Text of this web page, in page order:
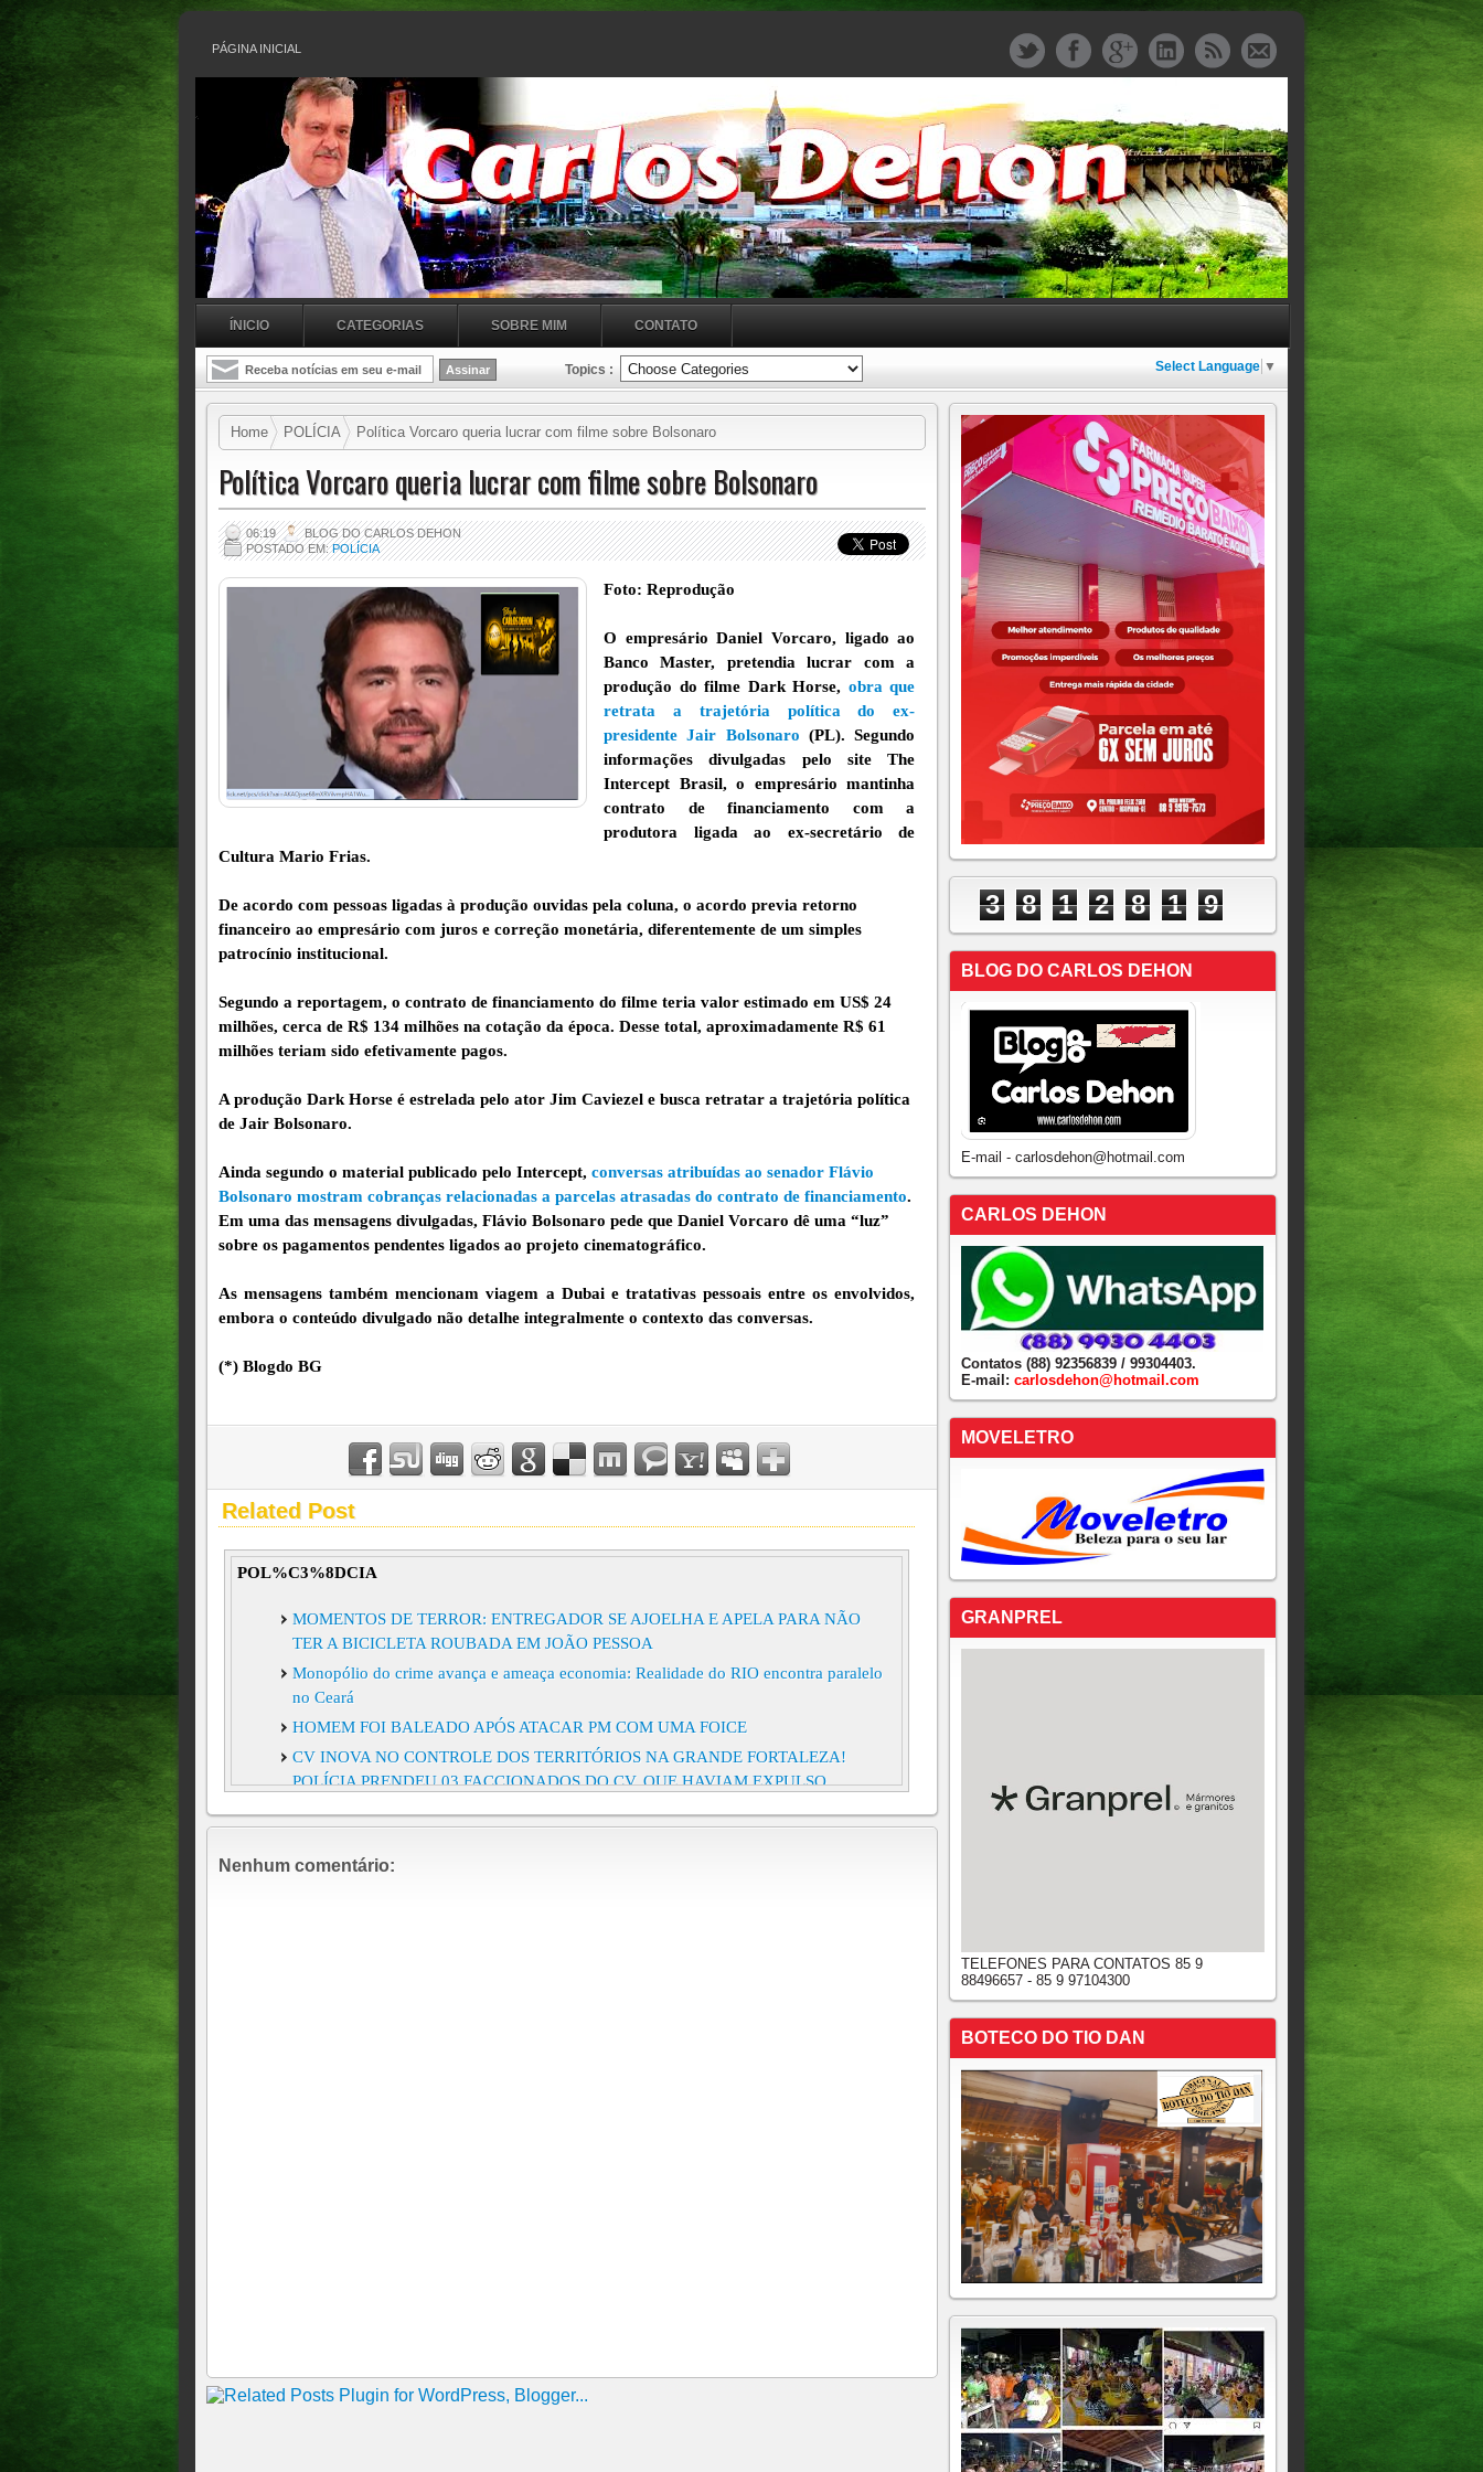
PÁGINA INICIAL
ÍNICIO CATEGORIAS SOBRE MIM CONTATO
Topics : Select Language ▼
Home POLÍCIA Política Vorcaro queria lucrar com filme sobre Bolsonaro
Política Vorcaro queria lucrar com filme sobre Bolsonaro
06:19
BLOG DO CARLOS DEHON
POSTADO EM:POLÍCIA
Foto: Reprodução
O empresário Daniel Vorcaro, ligado ao
Banco Master, pretendia lucrar com a
produção do filme Dark Horse, obra que
retrata a trajetória política do ex-
presidente Jair Bolsonaro (PL). Segundo
informações divulgadas pelo site The
Intercept Brasil, o empresário mantinha
contrato de financiamento com a
produtora ligada ao ex-secretário de
Cultura Mario Frias.
De acordo com pessoas ligadas à produção ouvidas pela coluna, o acordo previa retorno
financeiro ao empresário com juros e correção monetária, diferentemente de um simples
patrocínio institucional.
Segundo a reportagem, o contrato de financiamento do filme teria valor estimado em US$ 24
milhões, cerca de R$ 134 milhões na cotação da época. Desse total, aproximadamente R$ 61
milhões teriam sido efetivamente pagos.
A produção Dark Horse é estrelada pelo ator Jim Caviezel e busca retratar a trajetória política
de Jair Bolsonaro.
Ainda segundo o material publicado pelo Intercept, conversas atribuídas ao senador Flávio
Bolsonaro mostram cobranças relacionadas a parcelas atrasadas do contrato de financiamento.
Em uma das mensagens divulgadas, Flávio Bolsonaro pede que Daniel Vorcaro dê uma “luz”
sobre os pagamentos pendentes ligados ao projeto cinematográfico.
As mensagens também mencionam viagem a Dubai e tratativas pessoais entre os envolvidos,
embora o conteúdo divulgado não detalhe integralmente o contexto das conversas.
(*) Blogdo BG
Related Post
POL%C3%8DCIA
MOMENTOS DE TERROR: ENTREGADOR SE AJOELHA E APELA PARA NÃO
TER A BICICLETA ROUBADA EM JOÃO PESSOA
Monopólio do crime avança e ameaça economia: Realidade do RIO encontra paralelo
no Ceará
HOMEM FOI BALEADO APÓS ATACAR PM COM UMA FOICE
CV INOVA NO CONTROLE DOS TERRITÓRIOS NA GRANDE FORTALEZA!
POLÍCIA PRENDEU 03 FACCIONADOS DO CV, QUE HAVIAM EXPULSO
FUNÇÃO.
TRÊS SUSPEITOS DE IMPOR O DOMÍNIO DE FACÇÃO EM CONDOMÍNIO SÃO
operação inconclusa em Acopiara, onde quase 200 mil pés de mac0nh4 foram
Nenhum comentário:
3 8 1 2 8 1 9
BLOG DO CARLOS DEHON
E-mail - carlosdehon@hotmail.com
CARLOS DEHON
Contatos (88) 92356839 / 99304403.
E-mail: carlosdehon@hotmail.com
MOVELETRO
GRANPREL
TELEFONES PARA CONTATOS 85 9
88496657 - 85 9 97104300
BOTECO DO TIO DAN